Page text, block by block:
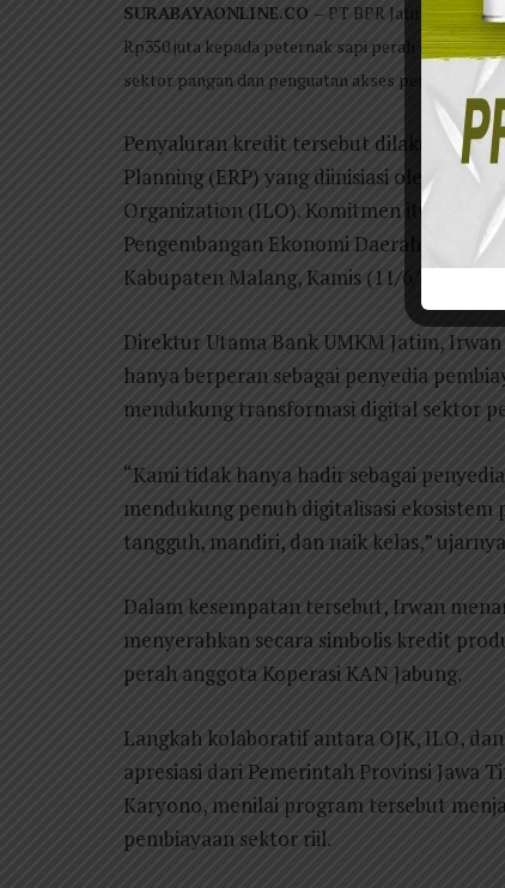
SURABAYAONLINE.CO – PT BPR Jatim
Rp350 juta kepada peternak sapi perah di
sektor pangan dan penguatan akses pembiayaan
Penyaluran kredit tersebut dilakukan
Planning (ERP) yang diinisiasi oleh
Organization (ILO). Komitmen itu
Pengembangan Ekonomi Daerah Provinsi
Kabupaten Malang, Kamis (11/6/2026).
Direktur Utama Bank UMKM Jatim,
hanya berperan sebagai penyedia
mendukung transformasi digital sektor
“Kami tidak hanya hadir sebagai
mendukung penuh digitalisasi
tangguh, mandiri, dan naik kelas,”
Dalam kesempatan tersebut, Irwan
menyerahkan secara simbolis kredit
perah anggota Koperasi KAN Jabung.
Langkah kolaboratif antara OJK, ILO,
apresiasi dari Pemerintah Provinsi Jawa
Karyono, menilai program tersebut
pembiayaan sektor riil.